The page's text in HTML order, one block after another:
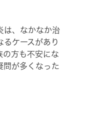
は、なかなか治
るケースがあり
の方も不安にな
問が多くなった